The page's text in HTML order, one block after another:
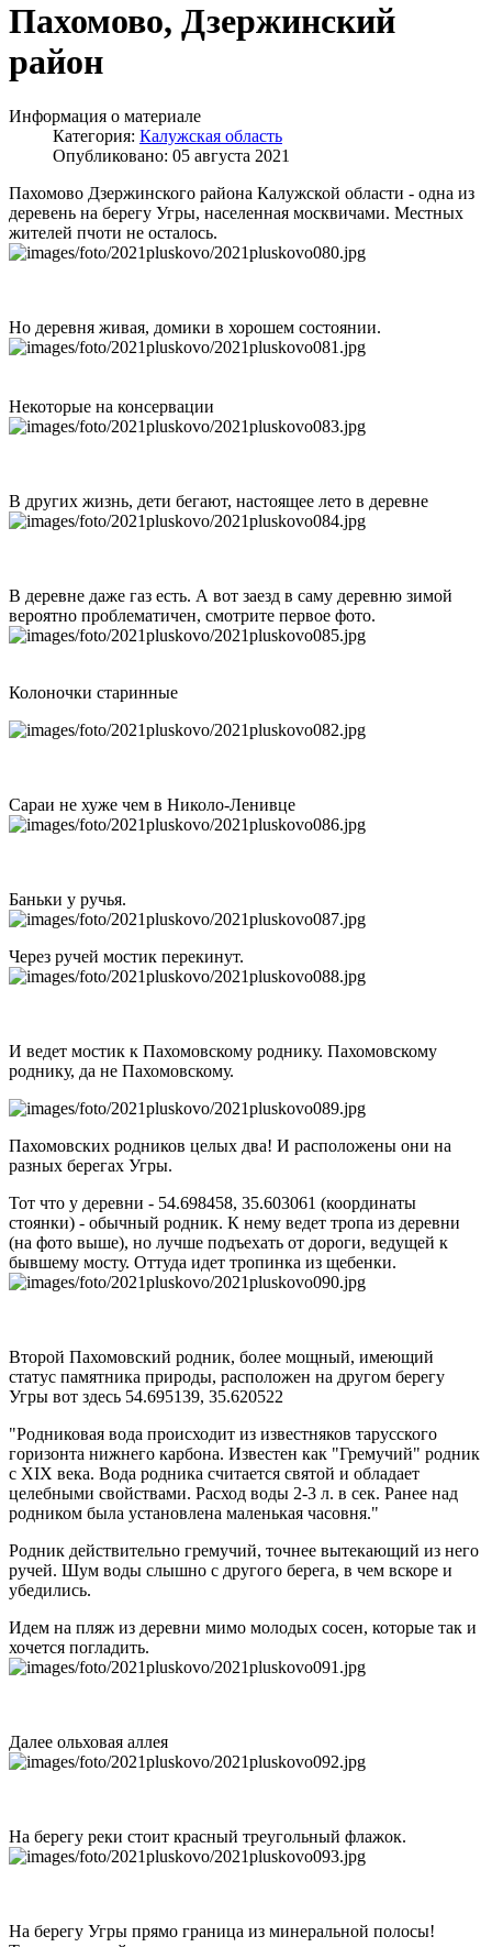
Пахомово, Дзержинский
район
Информация о материале
Категория: Калужская область
Опубликовано: 05 августа 2021
Пахомово Дзержинского района Калужской области - одна из
деревень на берегу Угры, населенная москвичами. Местных
жителей пчоти не осталось.
Но деревня живая, домики в хорошем состоянии.
Некоторые на консервации
В других жизнь, дети бегают, настоящее лето в деревне
В деревне даже газ есть. А вот заезд в саму деревню зимой
вероятно проблематичен, смотрите первое фото.
Колоночки старинные
Сараи не хуже чем в Николо-Ленивце
Баньки у ручья.
Через ручей мостик перекинут.
И ведет мостик к Пахомовскому роднику. Пахомовскому
роднику, да не Пахомовскому.
Пахомовских родников целых два! И расположены они на
разных берегах Угры.
Тот что у деревни - 54.698458, 35.603061 (координаты
стоянки) - обычный родник. К нему ведет тропа из деревни
(на фото выше), но лучше подъехать от дороги, ведущей к
бывшему мосту. Оттуда идет тропинка из щебенки.
Второй Пахомовский родник, более мощный, имеющий
статус памятника природы, расположен на другом берегу
Угры вот здесь 54.695139, 35.620522
"Родниковая вода происходит из известняков тарусского
горизонта нижнего карбона. Известен как "Гремучий" родник
с XIX века. Вода родника считается святой и обладает
целебными свойствами. Расход воды 2-3 л. в сек. Ранее над
родником была установлена маленькая часовня."
Родник действительно гремучий, точнее вытекающий из него
ручей. Шум воды слышно с другого берега, в чем вскоре и
убедились.
Идем на пляж из деревни мимо молодых сосен, которые так и
хочется погладить.
Далее ольховая аллея
На берегу реки стоит красный треугольный флажок.
На берегу Угры прямо граница из минеральной полосы!